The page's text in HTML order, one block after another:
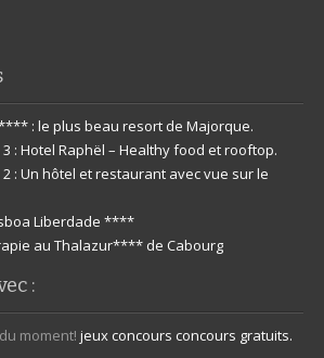
: le plus beau resort de Majorque.
: Hotel Raphël – Healthy food et rooftop.
: Un hôtel et restaurant avec vue sur le
Liberdade ****
au Thalazur**** de Cabourg
:
du moment!jeux concours concours gratuits.